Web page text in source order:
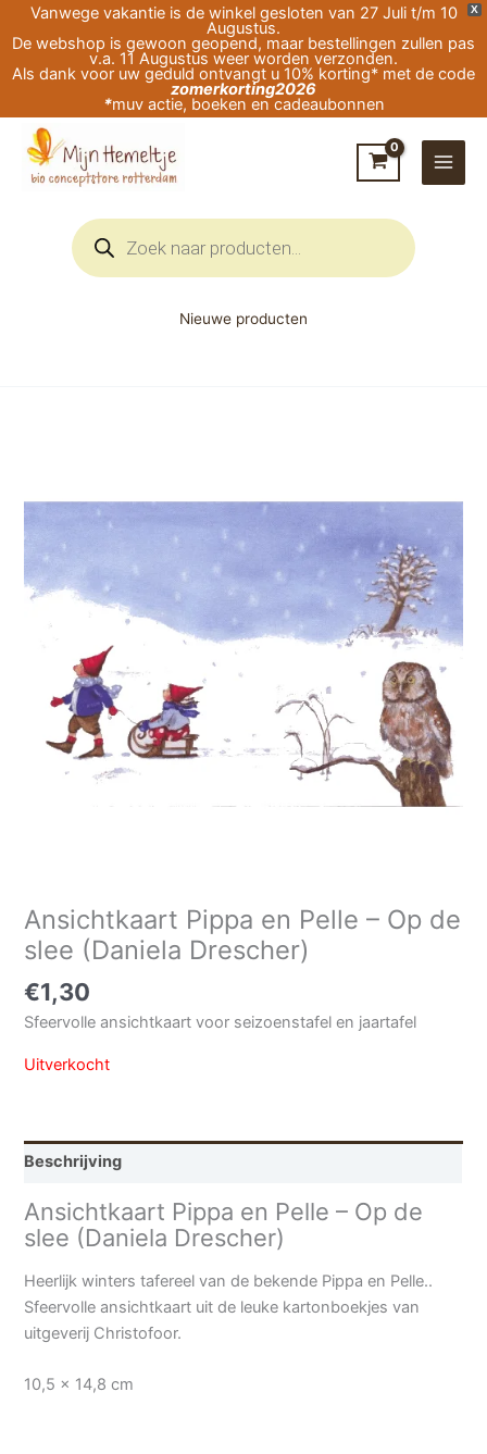
X
Vanwege vakantie is de winkel gesloten van 27 Juli t/m 10
Augustus.
De webshop is gewoon geopend, maar bestellingen zullen pas
v.a. 11 Augustus weer worden verzonden.
Als dank voor uw geduld ontvangt u 10% korting* met de code
zomerkorting2026
*muv actie, boeken en cadeaubonnen
naar
de
Producten
zoeken
Nieuwe producten
Ansichtkaart Pippa en Pelle – Op de
slee (Daniela Drescher)
€1,30
Sfeervolle ansichtkaart voor seizoenstafel en jaartafel
Uitverkocht
Beschrijving
Ansichtkaart Pippa en Pelle – Op de
slee (Daniela Drescher)
Heerlijk winters tafereel van de bekende Pippa en Pelle..
Sfeervolle ansichtkaart uit de leuke kartonboekjes van
uitgeverij Christofoor.
10,5 x 14,8 cm